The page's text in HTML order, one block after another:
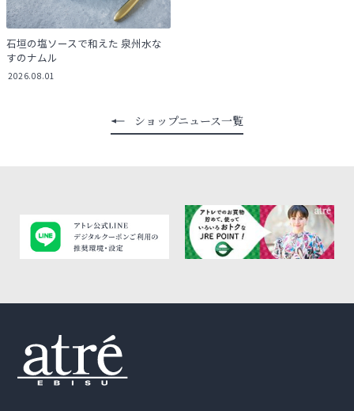
石垣の塩ソースで和えた 泉州水な
すのナムル
2026.08.01
ショップニュース一覧